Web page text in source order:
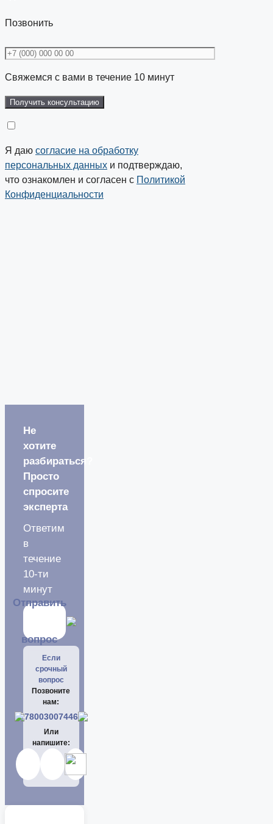
Позвонить
Свяжемся с вами в течение 10 минут
Я даю согласие на обработку
персональных данных и подтверждаю,
что ознакомлен и согласен с Политикой
Конфиденциальности
Не
хотите
разбираться?
Просто
спросите
эксперта
Ответим
в
течение
10-ти
минут
Отправить
вопрос
Если
срочный
вопрос
Позвоните
нам:
78003007446
Или
напишите: